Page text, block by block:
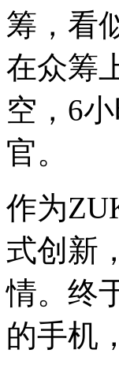
筹，看
在众筹
空，6
官。
作为
式创新
情。终
的手机